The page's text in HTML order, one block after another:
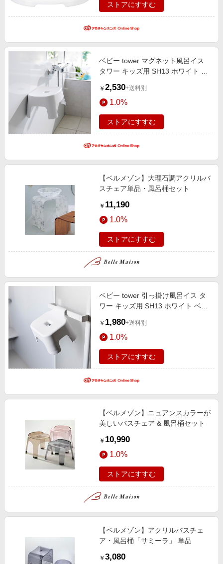
ストアにすすむ
ベビー tower マグネット風呂イス
タワー キッズ用 SH13 ホワイト ベ
ビー家具 テーブル・チェスト・収
納用品
￥ 2,530+送料別
1.0%
ストアにすすむ
【ベルメゾン】大理石調アクリルバ
スチェア単品・風呂桶セット
￥ 11,190
1.0%
ストアにすすむ
ベビー tower 引っ掛け風呂イス タ
ワー キッズ用 SH13 ホワイト ベビ
ー家具 テーブル・チェスト・収納
用品
￥ 1,980+送料別
1.0%
ストアにすすむ
【ベルメゾン】ニュアンスカラーが
美しいバスチェア & 風呂桶セット
￥ 10,990
1.0%
ストアにすすむ
【ベルメゾン】アクリルバスチェ
ア・風呂桶「サミーラ」 単品
￥ 3,080